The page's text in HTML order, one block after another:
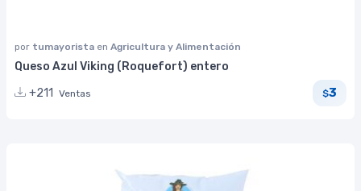
por tumayorista en Agricultura y Alimentación
Queso Azul Viking (Roquefort) entero
+211
Ventas $3